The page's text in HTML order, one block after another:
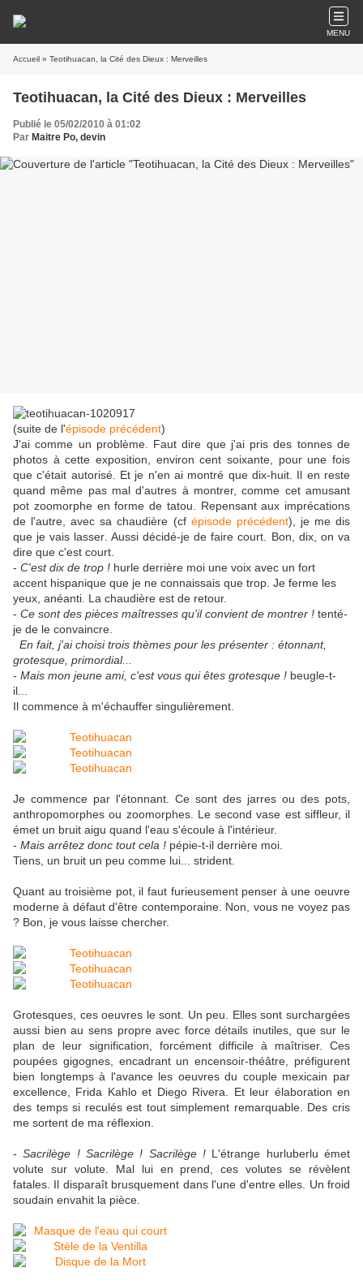
MENU
Accueil » Teotihuacan, la Cité des Dieux : Merveilles
Teotihuacan, la Cité des Dieux : Merveilles
Publié le 05/02/2010 à 01:02
Par Maitre Po, devin
(suite de l'épisode précédent)
J'ai comme un problème. Faut dire que j'ai pris des tonnes de
photos à cette exposition, environ cent soixante, pour une fois
que c'était autorisé. Et je n'en ai montré que dix-huit. Il en reste
quand même pas mal d'autres à montrer, comme cet amusant
pot zoomorphe en forme de tatou. Repensant aux imprécations
de l'autre, avec sa chaudière (cf épisode précédent), je me dis
que je vais lasser. Aussi décidé-je de faire court. Bon, dix, on va
dire que c'est court.
- C'est dix de trop ! hurle derrière moi une voix avec un fort
accent hispanique que je ne connaissais que trop. Je ferme les
yeux, anéanti. La chaudière est de retour.
- Ce sont des pièces maîtresses qu'il convient de montrer ! tenté-
je de le convaincre.
En fait, j'ai choisi trois thèmes pour les présenter : étonnant,
grotesque, primordial...
- Mais mon jeune ami, c'est vous qui êtes grotesque ! beugle-t-
il...
Il commence à m'échauffer singulièrement.
Je commence par l'étonnant. Ce sont des jarres ou des pots,
anthropomorphes ou zoomorphes. Le second vase est siffleur, il
émet un bruit aigu quand l'eau s'écoule à l'intérieur.
- Mais arrêtez donc tout cela ! pépie-t-il derrière moi.
Tiens, un bruit un peu comme lui... strident.
Quant au troisième pot, il faut furieusement penser à une oeuvre
moderne à défaut d'être contemporaine. Non, vous ne voyez pas
? Bon, je vous laisse chercher.
Grotesques, ces oeuvres le sont. Un peu. Elles sont surchargées
aussi bien au sens propre avec force détails inutiles, que sur le
plan de leur signification, forcément difficile à maîtriser. Ces
poupées gigognes, encadrant un encensoir-théâtre, préfigurent
bien longtemps à l'avance les oeuvres du couple mexicain par
excellence, Frida Kahlo et Diego Rivera. Et leur élaboration en
des temps si reculés est tout simplement remarquable. Des cris
me sortent de ma réflexion.
-Sacrilège ! Sacrilège ! Sacrilège ! L'étrange hurluberlu émet
volute sur volute. Mal lui en prend, ces volutes se révèlent
fatales. Il disparaît brusquement dans l'une d'entre elles. Un froid
soudain envahit la pièce.